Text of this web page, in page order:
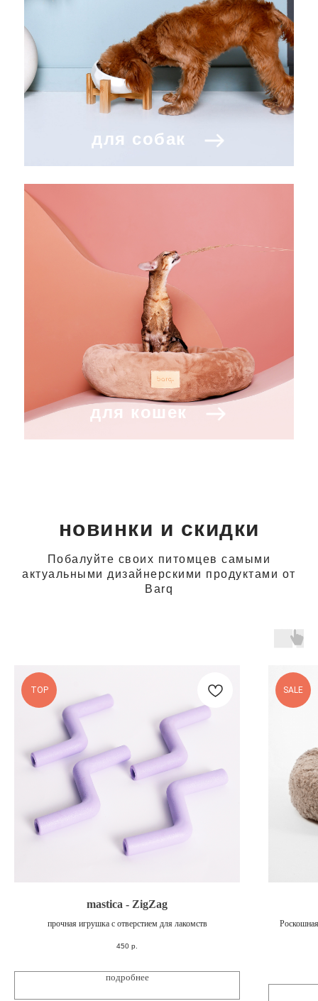
для кошек
для собак
новинки и скидки
Побалуйте своих питомцев самыми
актуальными дизайнерскими продуктами от
Barq
TOP
mastica - ZigZag
прочная игрушка с отверстием для лакомств
450 р.
подробнее
SALE